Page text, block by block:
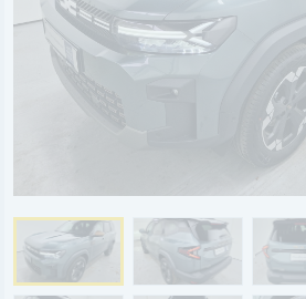
Land Rover
Renault
SERVICE
Aktionsfahrzeuge